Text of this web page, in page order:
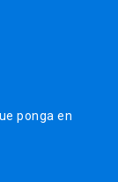
ponga en